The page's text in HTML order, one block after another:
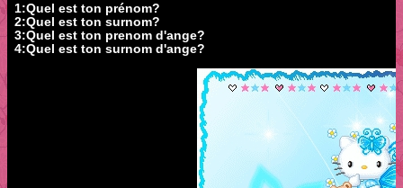
1:Quel est ton prénom?
2:Quel est ton surnom?
3:Quel est ton prenom d'ange?
4:Quel est ton surnom d'ange?